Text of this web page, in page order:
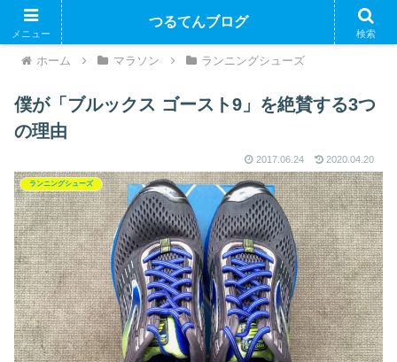
ホーム マラソン ランニングシューズ
僕が「ブルックス ゴースト9」を絶賛する3つ
の理由
2017.06.24 2020.04.20
ランニングシューズ
メニュー
つるてんブログ
検索